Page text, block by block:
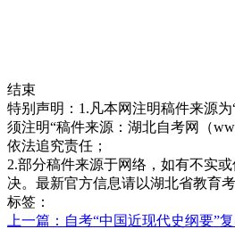
结束
特别声明：1.凡本网注明稿件来源
须注明“稿件来源：湖北自考网（
依法追究责任；
2.部分稿件来源于网络，如有不实
决。最新官方信息请以湖北省教育
标签：
上一篇：自考“中国近现代史纲要”